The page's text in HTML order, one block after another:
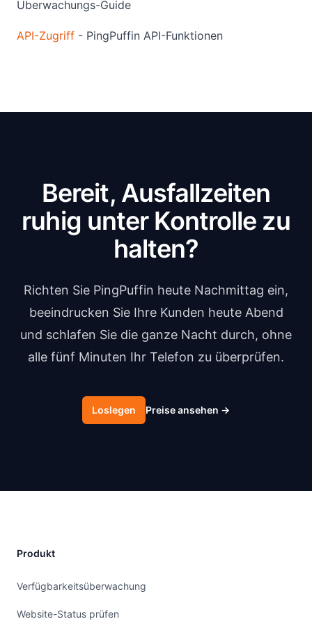
Überwachungs-Guide
API-Zugriff - PingPuffin API-Funktionen
Bereit, Ausfallzeiten
ruhig unter Kontrolle zu
halten?
Richten Sie PingPuffin heute Nachmittag ein,
beeindrucken Sie Ihre Kunden heute Abend
und schlafen Sie die ganze Nacht durch, ohne
alle fünf Minuten Ihr Telefon zu überprüfen.
Loslegen Preise ansehen →
Produkt
Verfügbarkeitsüberwachung
Website-Status prüfen